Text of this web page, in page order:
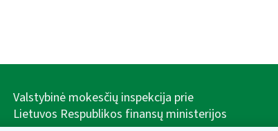
Valstybinė mokesčių inspekcija prie
Lietuvos Respublikos finansų ministerijos